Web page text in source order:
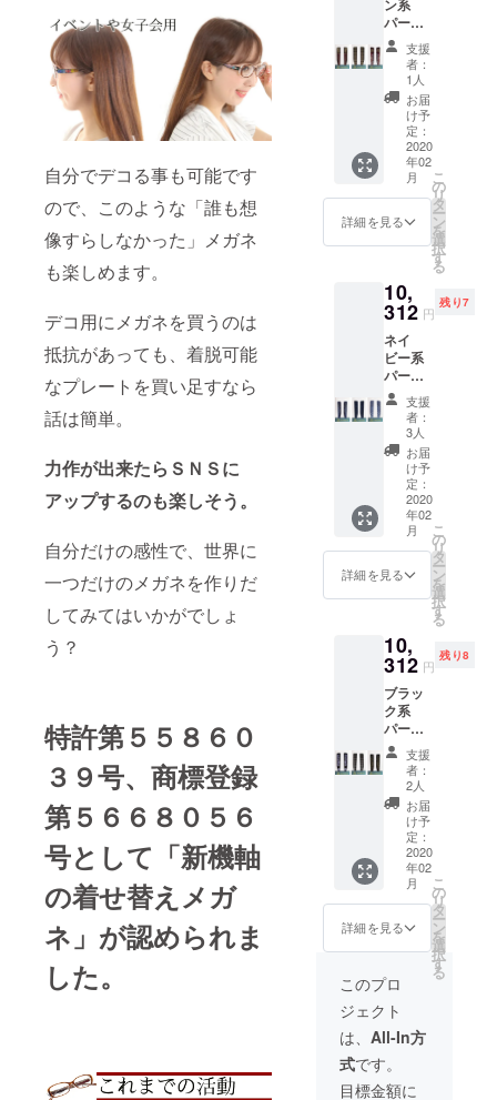
自分でデコる事も可能です
ので、このような「誰も想
像すらしなかった」メガネ
も楽しめます。
デコ用にメガネを買うのは
抵抗があっても、着脱可能
なプレートを買い足すなら
話は簡単。
力作が出来たらＳＮＳに
アップするのも楽しそう。
自分だけの感性で、世界に
一つだけのメガネを作りだ
してみてはいかがでしょ
う？
特許第５５８６０
３９号、商標登録
第５６６８０５６
号として「新機軸
の着せ替えメガ
ネ」が認められま
した。
いたし
まし
た。
下での
ご提供
となり
ます。
ここか
ら更な
る付け
替えを
楽しみ
たい方
の為
に、付
け替え
セッ
ト）も
いたし
まし
た。
ますよ
うお願
いしま
す。 メ
ガネの
聖地・
鯖江の
職人さ
んに施
工して
頂い
た、
レッド
しめる
豪華
セッ
ト！ 通
常、
セット
販売は
行って
おりま
せんが
今回、
全ての
パーツ
が揃っ
た限定
の特別
セット
た。 お
店では
手に入
らない
希少な
パーツ
もセッ
トに含
まれて
おり、
しかも
店頭で
購入す
る際の
半額以
ご提供
です。
系の
「kasa
ne」を
最大限
なら、
これで
ン系
パー
ツ 豪
華フル
セット
（全１
１種
類） ※
こちら
の商品
単体で
の使用
はでき
ませ
ん。
本体と
のセッ
トでご
支援い
ただけ
ますよ
うお願
いしま
す。 メ
ガネの
聖地・
鯖江の
職人さ
んに施
工して
頂い
た、ブ
ツが楽
しめる
豪華
セッ
ト！ 通
常、
セット
販売は
行って
おりま
せんが
今回、
全ての
パーツ
が揃っ
た限定
の特別
意いた
た。 お
店では
手に入
らない
希少な
支援
者：
1人
お届
け予
定：
2020
年02
月
詳細を見る
こ
の
リ
タ
ー
ン
を
選
択
す
る
10,
312 円
残り7
ネイ
ビー系
パー
ツ 豪
華フル
セット
（全１
２種
類） ※
こちら
の商品
単体で
の使用
はでき
ませ
ん。
本体と
のセッ
トでご
支援い
ただけ
ますよ
うお願
いしま
す。 メ
ガネの
聖地・
鯖江の
職人さ
んに施
工して
頂い
た、ネ
のパー
ツが楽
しめる
豪華
セッ
ト！ 通
常、
支援
者：
3人
お届
け予
定：
2020
年02
月
詳細を見る
こ
の
リ
タ
ー
ン
を
選
択
す
る
10,
312 円
残り8
ブラッ
ク系
パー
ツ 豪
華フル
セット
（全１
２種
類） ※
こちら
の商品
単体で
の使用
はでき
ませ
ん。
kasane
本体と
のセッ
トでご
支援い
ただけ
ますよ
支援
者：
2人
お届
け予
定：
2020
年02
月
詳細を見る
こ
の
リ
タ
ー
ン
を
選
択
す
る
このプロ
ジェクト
は、 All-In方
式です。
目標金額に